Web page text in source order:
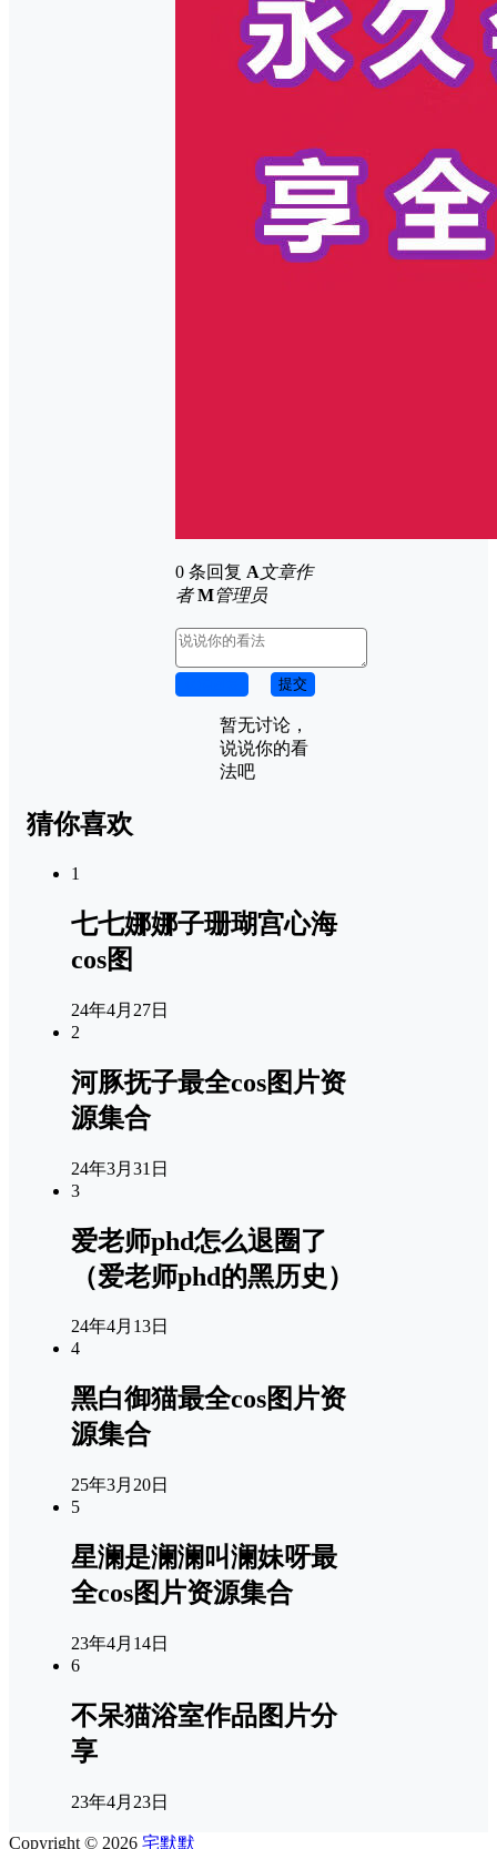
0 条回复 A文章作
者 M管理员
提交
暂无讨论，
说说你的看
法吧
猜你喜欢
1
七七娜娜子珊瑚宫心海
cos图
24年4月27日
2
河豚抚子最全cos图片资
源集合
24年3月31日
3
爱老师phd怎么退圈了
（爱老师phd的黑历史）
24年4月13日
4
黑白御猫最全cos图片资
源集合
25年3月20日
5
星澜是澜澜叫澜妹呀最
全cos图片资源集合
23年4月14日
6
不呆猫浴室作品图片分
享
23年4月23日
Copyright © 2026 宅默默